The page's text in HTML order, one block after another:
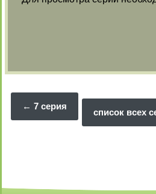
7 серия
список всех